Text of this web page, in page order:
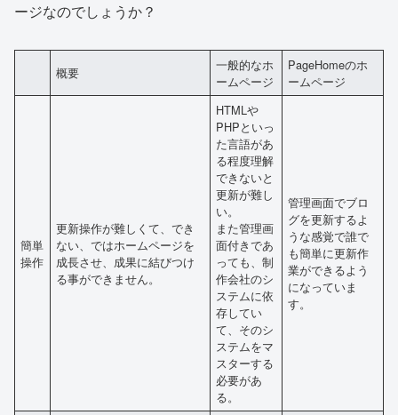
ージなのでしょうか？
概要
一般的なホ
ームページ
PageHomeのホ
ームページ
簡単
操作
更新操作が難しくて、でき
ない、ではホームページを
成長させ、成果に結びつけ
る事ができません。
HTMLや
PHPといっ
た言語があ
る程度理解
できないと
更新が難し
い。
また管理画
面付きであ
っても、制
作会社のシ
ステムに依
存してい
て、そのシ
ステムをマ
スターする
必要があ
る。
管理画面でブロ
グを更新するよ
うな感覚で誰で
も簡単に更新作
業ができるよう
になっていま
す。